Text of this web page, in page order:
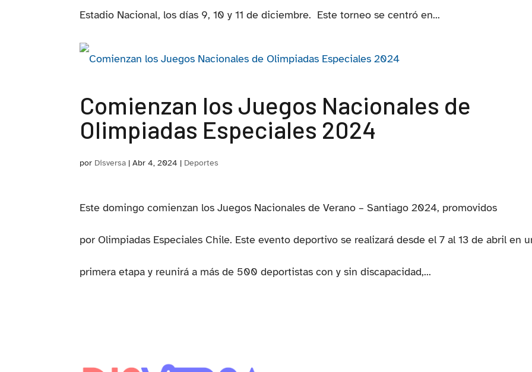
Estadio Nacional, los días 9, 10 y 11 de diciembre. Este torneo se centró en...
Comienzan los Juegos Nacionales de
Olimpiadas Especiales 2024
por Disversa |Abr 4, 2024 | Deportes
Este domingo comienzan los Juegos Nacionales de Verano – Santiago 2024, promovidos
por Olimpiadas Especiales Chile. Este evento deportivo se realizará desde el 7 al 13 de abril en
primera etapa y reunirá a más de 500 deportistas con y sin discapacidad,...